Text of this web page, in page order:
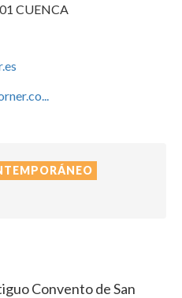
CUENCA
...
Convento de San